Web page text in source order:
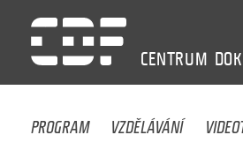
CENTRUM
PROGRAM VZDĚLÁVÁNÍ